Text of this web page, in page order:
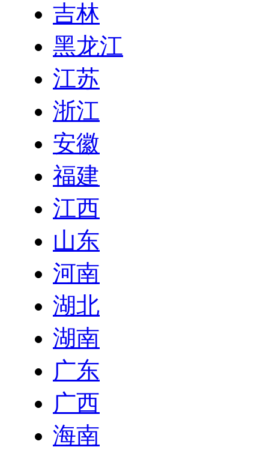
吉林
黑龙江
江苏
浙江
安徽
福建
江西
山东
河南
湖北
湖南
广东
广西
海南